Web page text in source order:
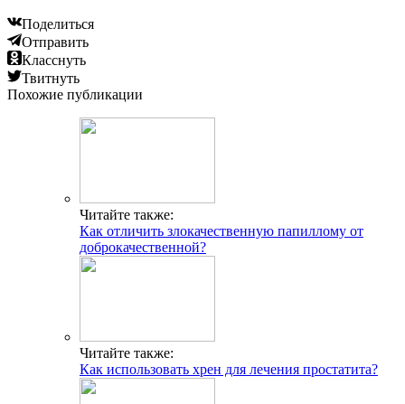
Поделиться
Отправить
Класснуть
Твитнуть
Похожие публикации
Читайте также:
Как отличить злокачественную папиллому от
доброкачественной?
Читайте также:
Как использовать хрен для лечения простатита?